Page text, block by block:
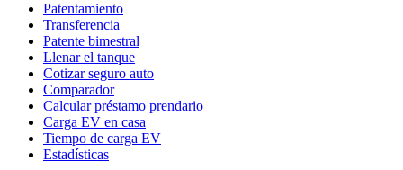
Patentamiento
Transferencia
Patente bimestral
Llenar el tanque
Cotizar seguro auto
Comparador
Calcular préstamo prendario
Carga EV en casa
Tiempo de carga EV
Estadísticas